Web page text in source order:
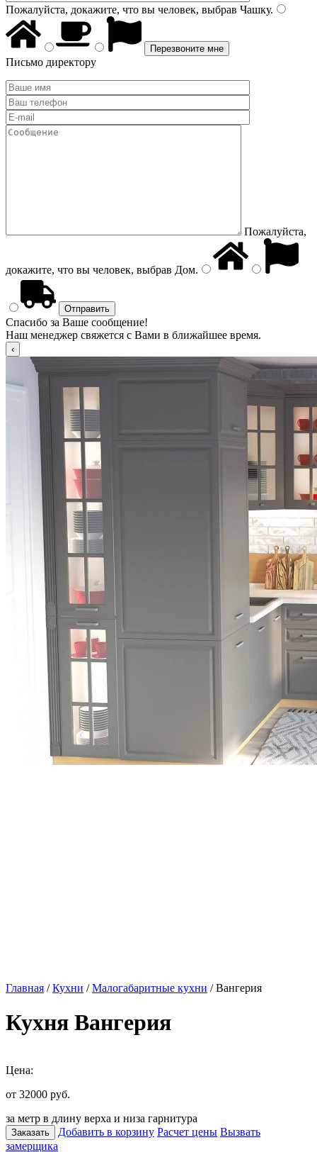
Пожалуйста, докажите, что вы человек, выбрав Чашку.
Письмо директору
Пожалуйста,
докажите, что вы человек, выбрав Дом.
Спасибо за Ваше сообщение!
Наш менеджер свяжется с Вами в ближайшее время.
Главная /Кухни /Малогабаритные кухни / Вангерия
Кухня Вангерия
Цена:
от 32000 руб.
за метр в длину верха и низа гарнитура
Заказать Добавить в корзину Расчет цены Вызвать
замерщика